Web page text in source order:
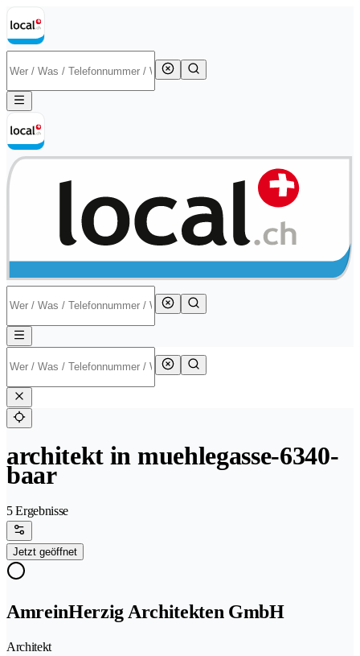
architekt in muehlegasse-6340-
baar
5 Ergebnisse
Jetzt geöffnet
AmreinHerzig Architekten GmbH
Architekt